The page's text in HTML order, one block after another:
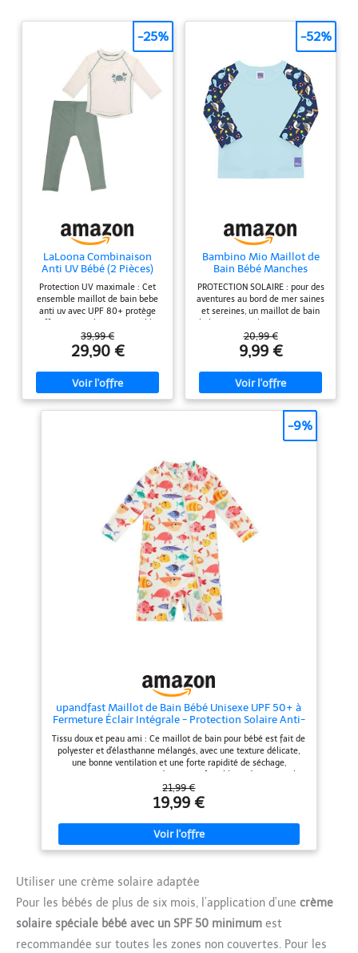
LaLoona Combinaison
Anti UV Bébé (2 Pièces)
UPF 80+ - Crème, Menthe
Protection UV maximale : Cet
ensemble maillot de bain bebe
anti uv avec UPF 80+ protège
des rayons du soleil – cette
combinaison anti uv est idéale
pour la piscine, la plage et la
mer Doux et sûr : Maillot uv
enfant non toxique, d'après
OEKO-TEX Standard 100. Maillot
respirante assure un confort
optimal, ce maillot de bain
enfant anti uv sèche en un
instant et protège aussi
efficacement du sable et des
méduses Ajustement parfait et
design adorable : Liberté totale
de mouvement avec un t-shirt uv
enfant à manches longues et un
short de bain bebe. Disponible en
plusieurs tailles, coloris et motifs
adorables Un choix responsable
pour bébé et la planète : Moins
de crème solaire dans l’eau,
39,99 €
29,90 €
-25%
Bambino Mio Maillot de
Bain Bébé Manches
Longues Anti-UV 40+, 1-2
Ans
PROTECTION SOLAIRE : pour des
aventures au bord de mer saines
et sereines, un maillot de bain
solaire est indispensable. Ce t-
shirt anti-UV bébé est ultra doux
et extensible. Il offre le plus
grand confort à bébé et une
protection solaire UPF 40+. EN
TOUTE SECURITE : matière
dans l'eau, avec une protection
solaire UPF40+ pour protéger
les parties du corps qui brûlent
mettre, à enlever et à laver.
Lavage en machine à 40°C,
séchage à l'air libre. DOUX :
matière durable et manches
longues pour une protection
supplémentaire contre le soleil,
le sable et l'eau. SAIN :
certification OEKO-TEX Standard
20,99 €
9,99 €
-52%
upandfast Maillot de Bain Bébé Unisexe UPF 50+ à
Fermeture Éclair Intégrale - Protection Solaire Anti-
UV pour Nourrissons et Jeunes Enfants (Couleur
Orange,2-3 Ans)
Tissu doux et peau ami : Ce maillot de bain pour bébé est fait de
polyester et d'élasthanne mélangés, avec une texture délicate,
une bonne ventilation et une forte rapidité de séchage,
apportant une expérience de port confortable et douce pour le
bébé, tout en étant facile à nettoyer et à entretenir Protection
solaire efficace : Ce maillot de bain pour bébé est doté d'une
fonction de protection solaire UPF 50+, capable de bloquer 98,5
% des radiations UVA et UVB, protégeant ainsi la peau délicate
du bébé et rassurant les parents Conception pratique avec zip
intégral : Nous avons équipé le maillot de bain pour enfants de
simplifie également le changement de couches, même lorsque
le maillot est humide, permettant un changement rapide et
facile Couverture solaire complète : Le maillot de bain pour
enfants avec manches longues et une couverture jusqu'au genou
offre une protection solaire complète pour le bébé, évitant
efficacement les rayons du soleil, sans besoin de produits de
21,99 €
19,99 €
-9%
Utiliser une crème solaire adaptée
Pour les bébés de plus de six mois, l’application d’une crème
solaire spéciale bébé avec un SPF 50 minimum est
recommandée sur toutes les zones non couvertes. Pour les